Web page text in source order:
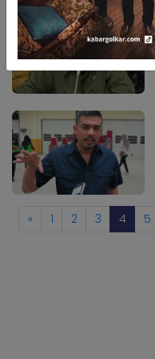
Kabar
Pilkada
Opini
Kabar
Kader
Kabar
Kabar
Kabar
Kabar
Pilkada
Opini
Kabar
Kabar
Kabar
Kabar
Kabinet
Kabar
« 1 2 3 4 5